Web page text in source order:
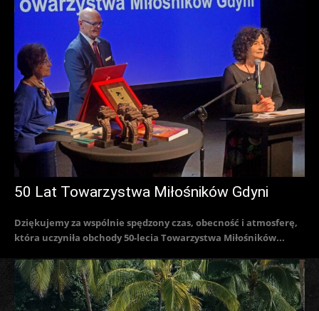
50 Lat Towarzystwa Miłośników Gdyni
Dziękujemy za wspólnie spędzony czas, obecność i atmosferę,
która uczyniła obchody 50-lecia Towarzystwa Miłośników...